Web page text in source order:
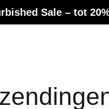
– tot 20%